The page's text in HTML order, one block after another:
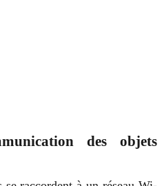
des objets